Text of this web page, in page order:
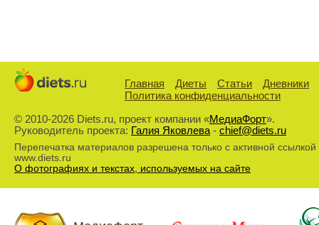
Главная Диеты Статьи
Дневники
Политика конфиденциальности
© 2010-2026 Diets.ru, проект компании «МедиаФорт».
Руководитель проекта: Галия Яковлева- chief@diets.ru
Перепечатка материалов разрешена только с активной ссылкой
www.diets.ru
О фотографиях и текстах, используемых на сайте